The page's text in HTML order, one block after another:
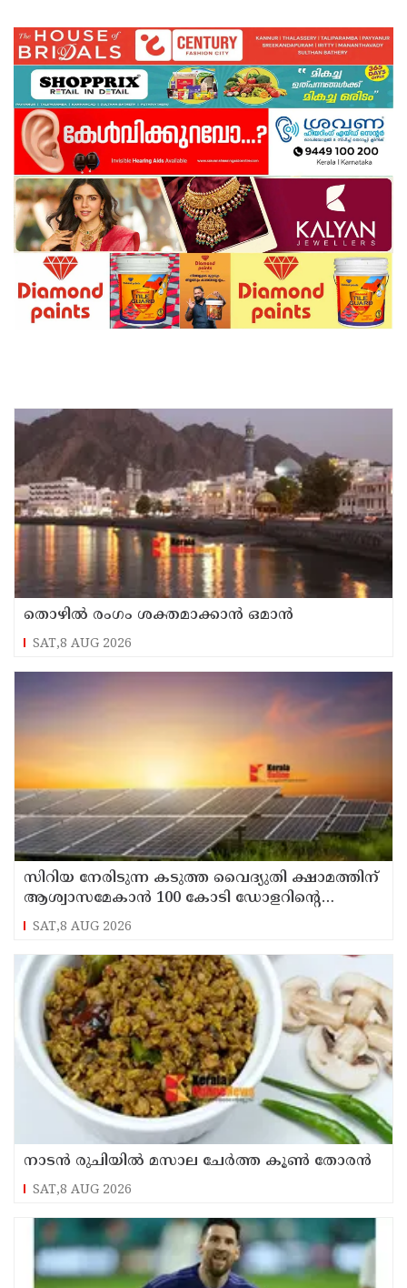
തൊഴില്‍ രംഗം ശക്തമാക്കാന്‍ ഒമാന്‍
SAT,8 AUG 2026
സിറിയ നേരിടുന്ന കടുത്ത വൈദ്യുതി ക്ഷാമത്തിന്
ആശ്വാസമേകാന്‍ 100 കോടി ഡോളറിന്റെ
സൗരോര്‍ജ്ജ പദ്ധതിയുമായി സൗദി അറേബ്യ
SAT,8 AUG 2026
നാടൻ രുചിയിൽ മസാല ചേർത്ത കൂൺ തോരൻ
SAT,8 AUG 2026